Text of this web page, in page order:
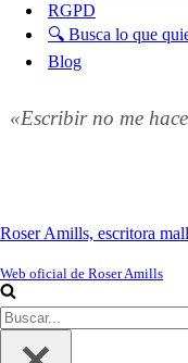
RGPD
🔍 Busca lo que
Blog
«Escribir no me
Roser Amills, escritora
Web oficial de Roser Amills
Buscar...